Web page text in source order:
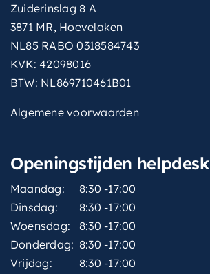
Zuiderinslag 8 A
3871 MR, Hoevelaken
NL85 RABO 0318584743
KVK: 42098016
BTW: NL869710461B01
Algemene voorwaarden
Openingstijden helpdesk
Maandag:
8:30 -17:00
Dinsdag:
8:30 -17:00
Woensdag:
8:30 -17:00
Donderdag: 8:30 -17:00
Vrijdag:
8:30 -17:00